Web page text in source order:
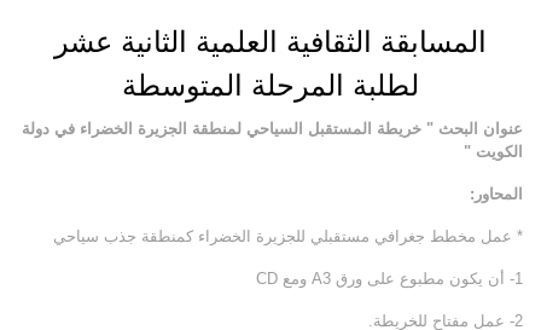
المسابقة الثقافية العلمية الثانية عشر
لطلبة المرحلة المتوسطة
عنوان البحث " خريطة المستقبل السياحي لمنطقة الجزيرة الخضراء في دولة
الكويت "
المحاور:
* عمل مخطط جغرافي مستقبلي للجزيرة الخضراء كمنطقة جذب سياحي
1- أن يكون مطبوع على ورق A3 ومع CD
2- عمل مفتاح للخريطة.